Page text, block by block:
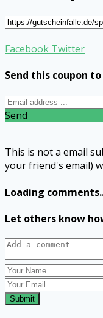
Facebook Twitter
Send this coupon
Send
This is not a email
your friend's email)
Loading
Let others know
Submit